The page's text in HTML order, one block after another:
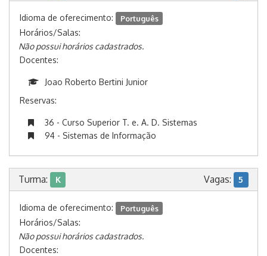
Idioma de oferecimento: Português
Horários/Salas:
Não possui horários cadastrados.
Docentes:
Joao Roberto Bertini Junior
Reservas:
36 - Curso Superior T. e. A. D. Sistemas
94 - Sistemas de Informação
Turma: K Vagas: 5
Idioma de oferecimento: Português
Horários/Salas:
Não possui horários cadastrados.
Docentes: